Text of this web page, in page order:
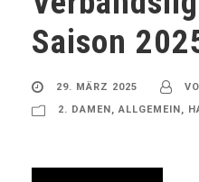
Saison
29. MÄRZ 2025
2. DAMEN
ALLGEMEIN